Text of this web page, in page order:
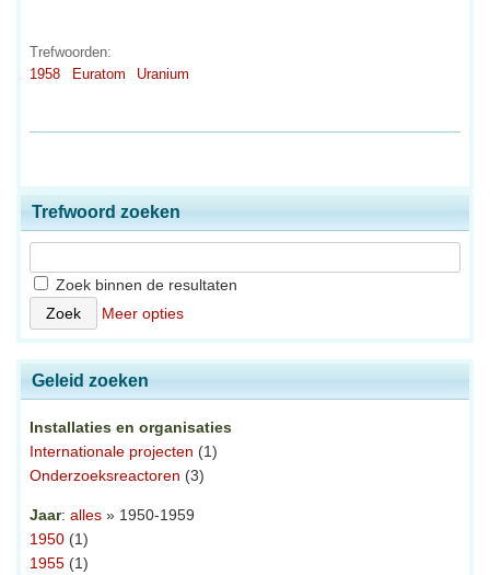
Trefwoorden:
1958
Euratom Uranium
Trefwoord zoeken
Zoek binnen de resultaten
Meer opties
Geleid zoeken
Installaties en organisaties
Internationale projecten (1)
Onderzoeksreactoren (3)
Jaar: alles » 1950-1959
1950 (1)
1955 (1)